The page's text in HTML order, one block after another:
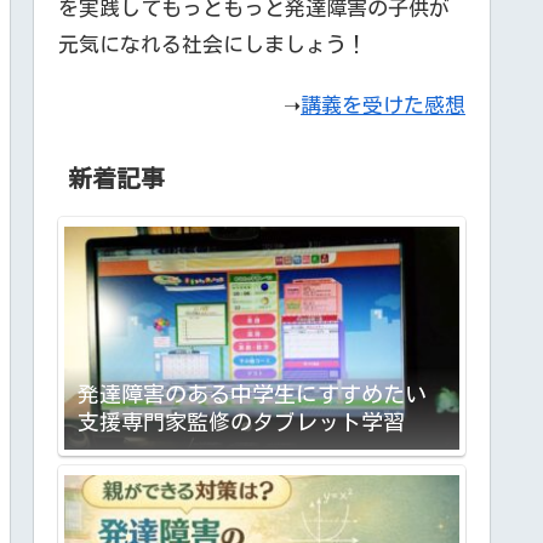
を実践してもっともっと発達障害の子供が
元気になれる社会にしましょう！
➝講義を受けた感想
新着記事
発達障害のある中学生にすすめたい
支援専門家監修のタブレット学習